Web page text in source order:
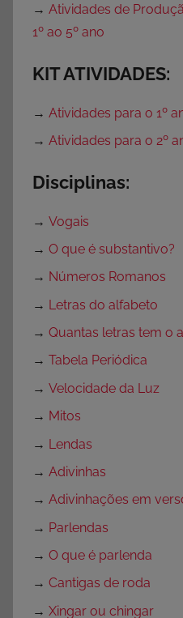
→ Atividades de
1º ao 5º ano
KIT ATIVIDADES:
→ Atividades para o 1º
→ Atividades para o 2º
Disciplinas:
→ Vogais
→ O que é substantivo?
→ Números Romanos
→ Letras do alfabeto
→ Quantas letras tem o
→ Tabela Periódica
→ Velocidade da Luz
→ Mitos
→ Lendas
→ Adivinhas
→ Adivinhações em
→ Parlendas
→ O que é parlenda
→ Cantigas de roda
→ Xingar ou chingar